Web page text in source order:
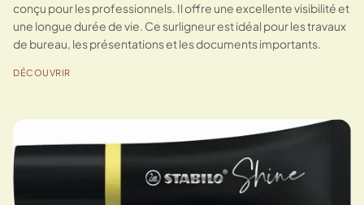
conçu pour les professionnels. Il offre une excellente visibilité et
une longue durée de vie. Ce surligneur est idéal pour les travaux
de bureau, les présentations et les documents importants.
DÉCOUVRIR